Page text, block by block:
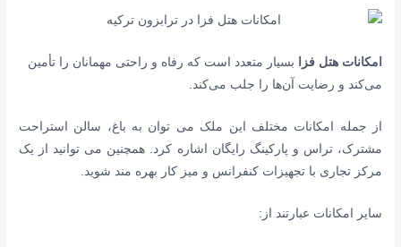
امکانات هتل فزا بسیار متعدد است که رفاه و راحتی مهمانان را تأمین
می‌کند و رضایت آن‌ها را جلب می‌کند.
از جمله امکانات مختلف این ملک می توان به باغ، سالن استراحت
مشترک، تراس و پارکینگ رایگان اشاره کرد. همچنین می توانید از یک
مرکز تجاری با تجهیزات کنفرانس و میز کار بهره مند شوید.
سایر امکانات عبارتند از: